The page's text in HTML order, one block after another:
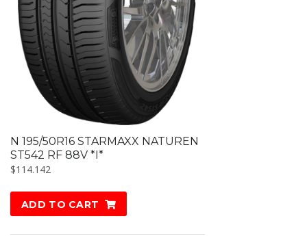
N 195/50R16 STARMAXX NATUREN
ST542 RF 88V *I*
$114.142
ADD TO CART